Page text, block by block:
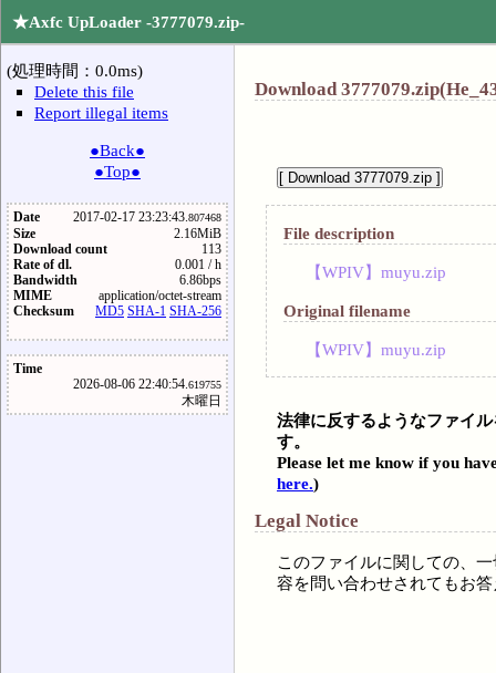
★Axfc UpLoader -3777079.zip-
(処理時間：0.0ms)
Delete this file
Report illegal items
●Back●
●Top●
Date 2017-02-17 23:23:43.807468
Size
2.16MiB
Download count
113
Rate of dl.
0.001 / h
Bandwidth
6.86bps
MIME
application/octet-stream
Checksum
MD5 SHA-1 SHA-256
Time
2026-08-06 22:40:54.619755
木曜日
Download
File description
【WPIV】muyu.zip
Original filename
【WPIV】muyu.zip
法律に反するようなファイ
す。
Please let me know if you
here.)
Legal Notice
このファイルに関しての、
容を問い合わせされてもお